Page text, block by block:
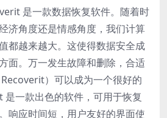
是一款数据恢复软件。随着时
济角度还是情感角度，我们计算
都越来越大。这使得数据安全成
面。万一发生故障和删除，合适
）可以成为一个很好的
一款出色的软件，可用于恢复
响应时间短，用户友好的界面使